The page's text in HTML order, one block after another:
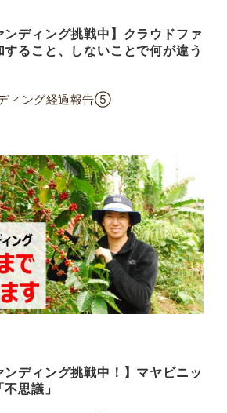
ンディング挑戦中】クラウドファ
すること、しないことで何が違う
ィング経過報告⑤
ンディング挑戦中！】マヤビニッ
思議」